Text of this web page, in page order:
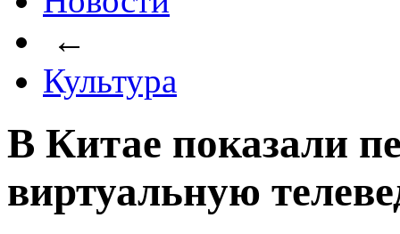
←
Культура
В Китае показали
виртуальную